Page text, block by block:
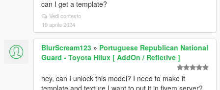
can I get a template?
Vedi contesto
19 aprile 2024
BlurScream123 » Portuguese Republican National
Guard - Toyota Hilux [ AddOn / Refletive ]
hey, can I unlock this model? I need to make it
template and texture I want to put it in fivem server?